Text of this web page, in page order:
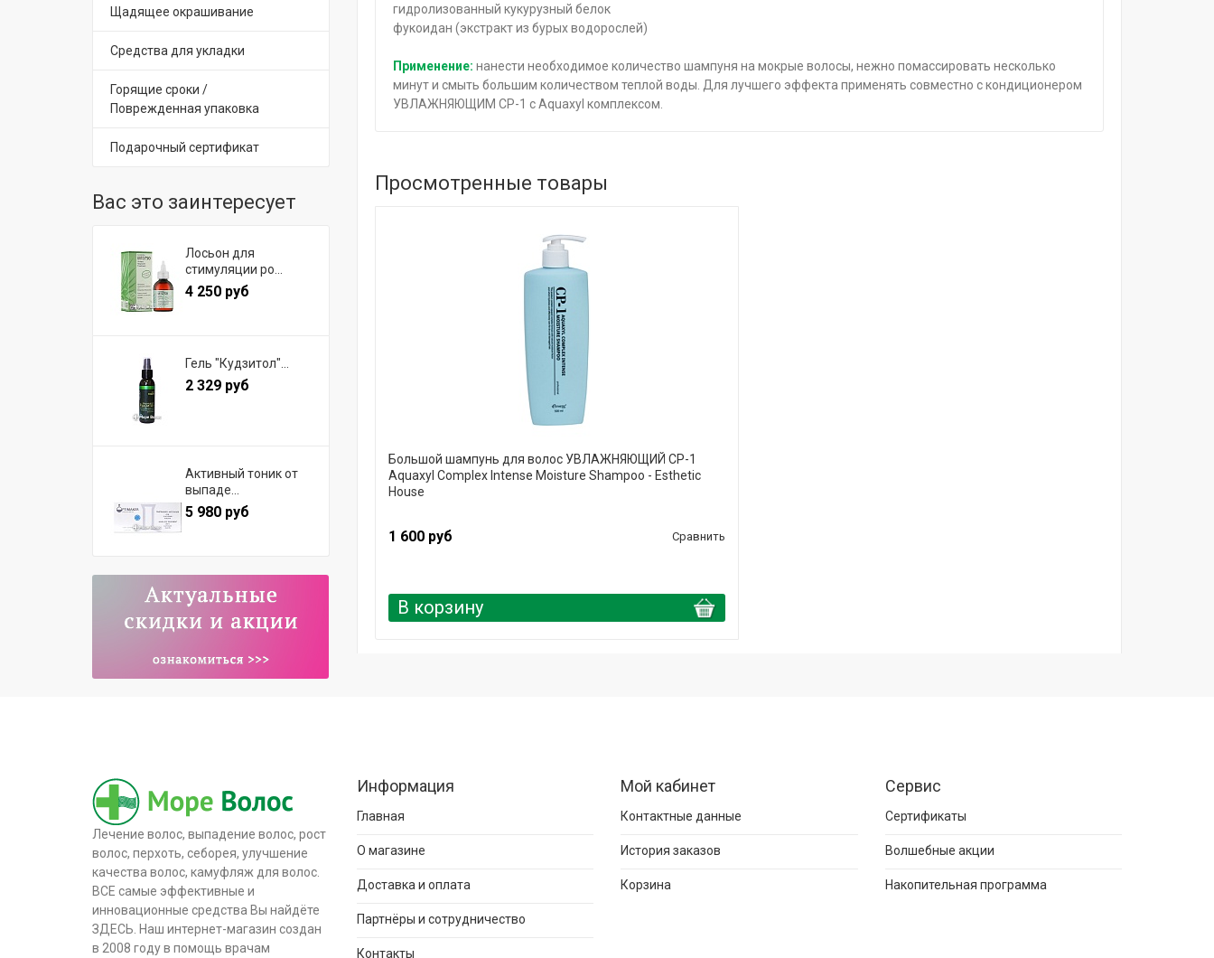
Щадящее окрашивание
Средства для укладки
Горящие сроки /
Поврежденная упаковка
Подарочный сертификат
Вас это заинтересует
Лосьон для
стимуляции ро...
4 250 руб
Гель "Кудзитол"...
2 329 руб
Активный тоник от
выпаде...
5 980 руб
гидролизованный кукурузный белок
фукоидан (экстракт из бурых водорослей)
Применение: нанести необходимое количество шампуня на мокрые волосы, нежно помассировать несколько
минут и смыть большим количеством теплой воды. Для лучшего эффекта применять совместно с кондиционером
УВЛАЖНЯЮЩИМ CP-1 с Aquaxyl комплексом.
Просмотренные товары
Большой шампунь для волос УВЛАЖНЯЮЩИЙ CP-1
Aquaxyl Complex Intense Moisture Shampoo - Esthetic
House
1 600 руб Сравнить
В корзину
Лечение волос, выпадение волос, рост
волос, перхоть, себорея, улучшение
качества волос, камуфляж для волос.
ВСЕ самые эффективные и
инновационные средства Вы найдёте
ЗДЕСЬ. Наш интернет-магазин создан
в 2008 году в помощь врачам
Информация
Главная
О магазине
Доставка и оплата
Партнёры и сотрудничество
Контакты
Мой кабинет
Контактные данные
История заказов
Корзина
Сервис
Сертификаты
Волшебные акции
Накопительная программа